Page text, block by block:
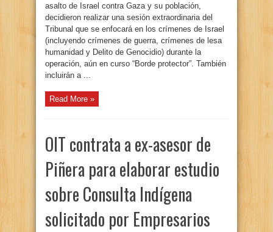
asalto de Israel contra Gaza y su población,
decidieron realizar una sesión extraordinaria del
Tribunal que se enfocará en los crímenes de Israel
(incluyendo crímenes de guerra, crímenes de lesa
humanidad y Delito de Genocidio) durante la
operación, aún en curso “Borde protector”. También
incluirán a ...
Read More »
OIT contrata a ex-asesor de
Piñera para elaborar estudio
sobre Consulta Indígena
solicitado por Empresarios